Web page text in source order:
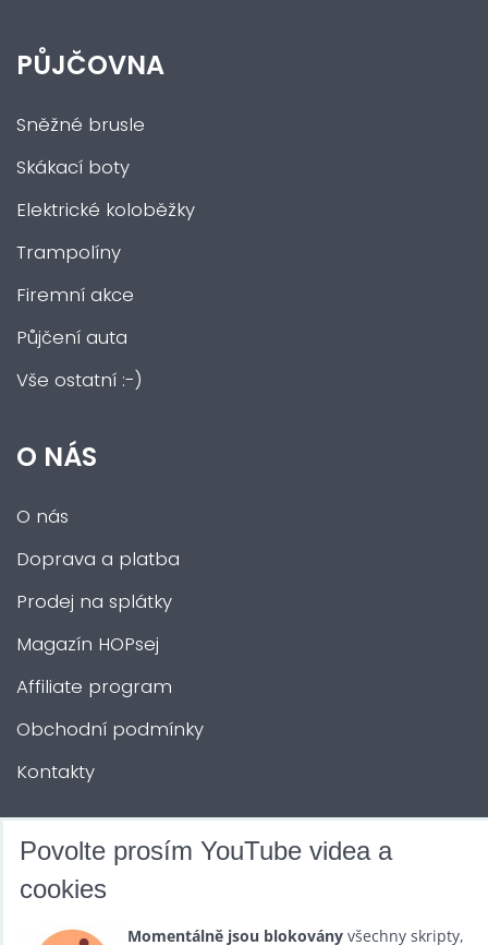
PŮJČOVNA
Sněžné brusle
Skákací boty
Elektrické koloběžky
Trampolíny
Firemní akce
Půjčení auta
Vše ostatní :-)
O NÁS
O nás
Doprava a platba
Prodej na splátky
Magazín HOPsej
Affiliate program
Obchodní podmínky
Kontakty
DALŠÍ SLUŽBY
Povolte prosím YouTube videa a
cookies
Momentálně jsou blokovány všechny skripty,